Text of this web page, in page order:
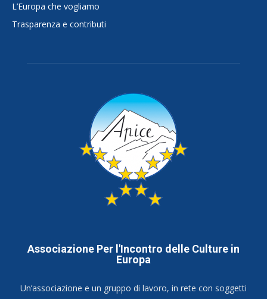
L’Europa che vogliamo
Trasparenza e contributi
Associazione Per l'Incontro delle Culture in
Europa
Un’associazione e un gruppo di lavoro, in rete con soggetti